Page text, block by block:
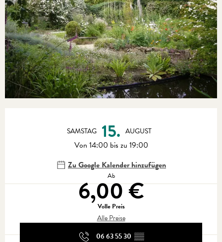
SAMSTAG 15. AUGUST
Von 14:00 bis zu 19:00
Zu Google Kalender hinzufügen
Ab
6,00 €
Volle Preis
Alle Preise
06 63 55 30 ▒▒